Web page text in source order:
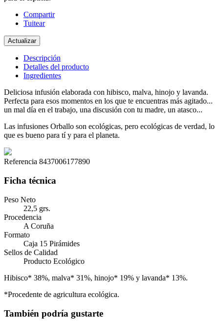
Compartir
Tuitear
Descripción
Detalles del producto
Ingredientes
Deliciosa infusión elaborada con hibisco, malva, hinojo y lavanda.
Perfecta para esos momentos en los que te encuentras más agitado...
un mal día en el trabajo, una discusión con tu madre, un atasco...
Las infusiones Orballo son ecológicas, pero ecológicas de verdad, lo
que es bueno para tí y para el planeta.
Referencia 8437006177890
Ficha técnica
Peso Neto
22,5 grs.
Procedencia
A Coruña
Formato
Caja 15 Pirámides
Sellos de Calidad
Producto Ecológico
Hibisco* 38%, malva* 31%, hinojo* 19% y lavanda* 13%.
*Procedente de agricultura ecológica.
También podría gustarte